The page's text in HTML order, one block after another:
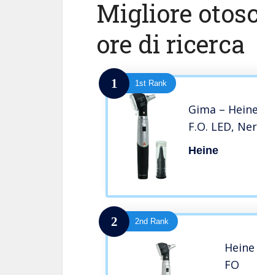
Migliore
ore di ricerca
1 1st Rank
Gima –
F.O. LED,
Heine
2 2nd Rank
FO